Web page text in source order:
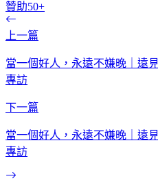
贊助50+
上一篇
當一個好人，永遠不嫌晚｜遠
專訪
下一篇
當一個好人，永遠不嫌晚｜遠
專訪